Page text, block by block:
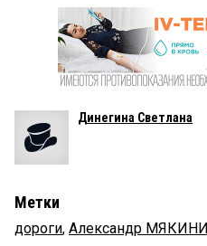
Динегина Светлана
Метки
дороги, Александр